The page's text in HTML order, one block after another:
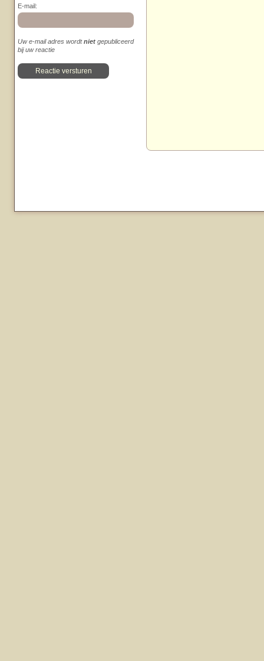
E-mail:
Uw e-mail adres wordtniet gepubliceerd
bij uw reactie